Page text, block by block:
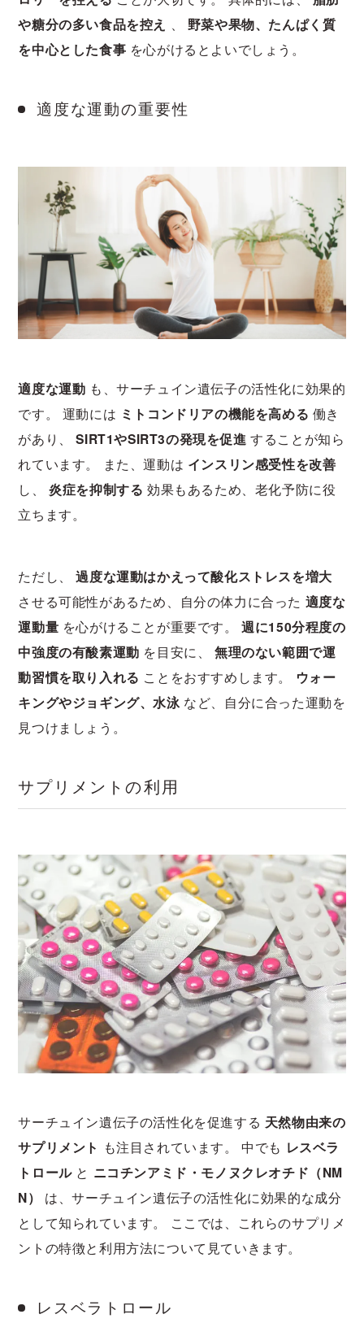
や糖分の多い食品を控え
野菜や果物、たんぱく質
を中心とした食事 を心がけるとよいでしょう。
適度な運動の重要性
適度な運動 も、サーチュイン遺伝子の活性化に効果的
です。 運動には ミトコンドリアの機能を高める 働き
があり、SIRT1やSIRT3の発現を促進 することが知ら
れています。 また、運動は インスリン感受性を改善
し、炎症を抑制する 効果もあるため、老化予防に役
立ちます。
ただし、過度な運動はかえって酸化ストレスを増大
させる可能性があるため、自分の体力に合った 適度な
運動量 を心がけることが重要です。週に150分程度の
中強度の有酸素運動 を目安に、 無理のない範囲で運
動習慣を取り入れる ことをおすすめします。
ウォー
キングやジョギング、水泳 など、自分に合った運動を
見つけましょう。
サプリメントの利用
サーチュイン遺伝子の活性化を促進する 天然物由来の
サプリメント も注目されています。 中でも レスベラ
トロールと ニコチンアミド・モノヌクレオチド（NM
N）
は、サーチュイン遺伝子の活性化に効果的な成分
として知られています。 ここでは、これらのサプリメ
ントの特徴と利用方法について見ていきます。
レスベラトロール